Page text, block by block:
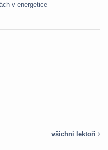
v energetice
všichni lektoři